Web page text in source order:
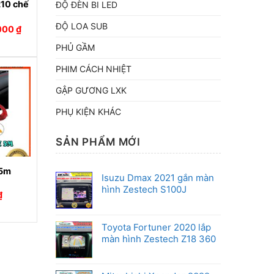
chế
₫.
₫Giá
là:
Giá
là:
ĐỘ ĐÈN BI LED
ĐỘ LOA SUB
PHỦ GẦM
PHIM CÁCH NHIỆT
GẬP GƯƠNG LXK
PHỤ KIỆN KHÁC
SẢN PHẨM MỚI
Isuzu Dmax 2021 gắn màn
hình Zestech S100J
Toyota Fortuner 2020 lắp
màn hình Zestech Z18 360